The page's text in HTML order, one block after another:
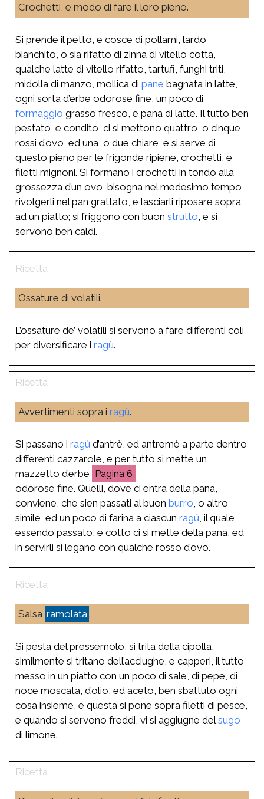
Crochetti, e modo di fare il loro pieno.
Si prende il petto, e cosce di pollami, lardo
bianchito, o sia rifatto di zinna di vitello cotta,
qualche latte di vitello rifatto, tartufi, funghi triti,
midolla di manzo, mollica di pane bagnata in latte,
ogni sorta d’erbe odorose fine, un poco di
formaggio grasso fresco, e pana di latte. Il tutto ben
pestato, e condito, ci si mettono quattro, o cinque
rossi d’ovo, ed una, o due chiare, e si serve di
questo pieno per le frigonde ripiene, crochetti, e
filetti mignoni. Si formano i crochetti in tondo alla
grossezza d’un ovo, bisogna nel medesimo tempo
rivolgerli nel pan grattato, e lasciarli riposare sopra
ad un piatto; si friggono con buon strutto , e si
servono ben caldi.
Ossature di volatili.
L’ossature de’ volatili si servono a fare differenti colì
per diversificare i ragù.
Avvertimenti sopra i ragù.
Si passano i ragù d’antrè, ed antremè a parte dentro
differenti cazzarole, e per tutto si mette un
mazzetto d’erbe
6
odorose fine. Quelli, dove ci entra della pana,
conviene, che sien passati al buon burro , o altro
simile, ed un poco di farina a ciascun ragù , il quale
essendo passato, e cotto ci si mette della pana, ed
in servirli si legano con qualche rosso d’ovo.
Salsa ramolata.
Si pesta del pressemolo, si trita della cipolla,
similmente si tritano dell’acciughe, e capperi, il tutto
messo in un piatto con un poco di sale, di pepe, di
noce moscata, d’olio, ed aceto, ben sbattuto ogni
cosa insieme, e questa si pone sopra filetti di pesce,
e quando si servono freddi, vi si aggiugne delsugo
di limone.